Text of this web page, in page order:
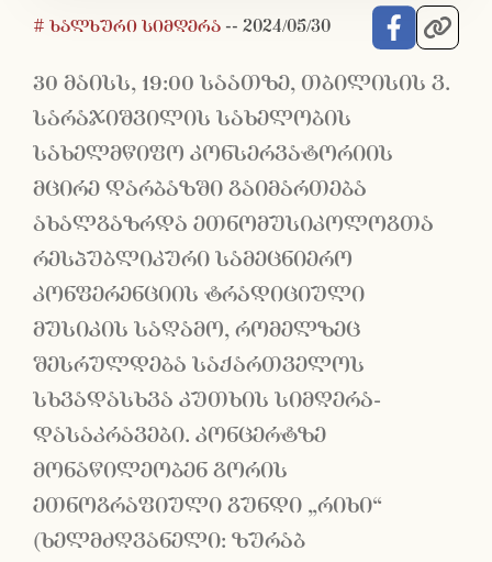
# ხალხური სიმღერა -- 2024/05/30
30 მაისს, 19:00 საათზე, თბილისის ვ.
სარაჯიშვილის სახელობის
სახელმწიფო კონსერვატორიის
მცირე დარბაზში გაიმართება
ახალგაზრდა ეთნომუსიკოლოგთა
რესპუბლიკური სამეცნიერო
კონფერენციის ტრადიციული
მუსიკის საღამო, რომელზეც
შესრულდება საქართველოს
სხვადასხვა კუთხის სიმღერა-
დასაკრავები. კონცერტზე
მონაწილეობენ გორის
ეთნოგრაფიული გუნდი „რიხი“
(ხელმძღვანელი: ზურაბ